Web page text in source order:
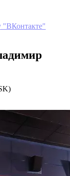
"ВКонтакте"